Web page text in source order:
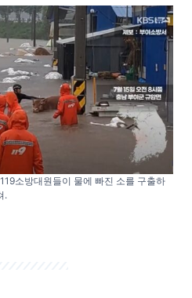
소방대원들이 물에 빠진 소를 구출하
.